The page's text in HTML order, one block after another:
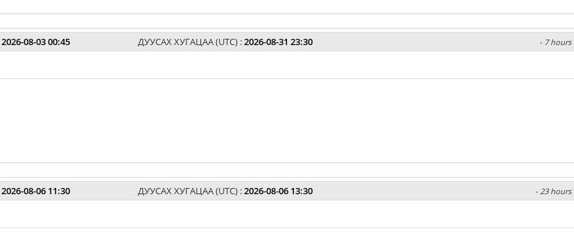
2026-08-03 00:45 ДУУСАХ ХУГАЦАА (UTC) :2026-08-31 23:30 - 7 hours
2026-08-06 11:30 ДУУСАХ ХУГАЦАА (UTC) :2026-08-06 13:30 - 23 hours